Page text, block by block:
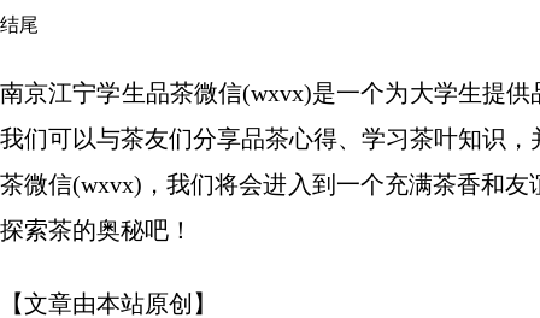
结尾
南京江宁学生品茶微信(wxvx)是一个为大学生提
我们可以与茶友们分享品茶心得、学习茶叶知识
茶微信(wxvx)，我们将会进入到一个充满茶香和
探索茶的奥秘吧！
【文章由本站原创】